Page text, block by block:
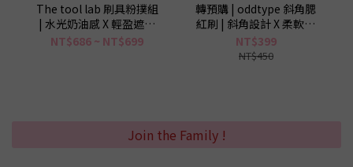
The tool lab 刷具粉撲組
| 水光奶油感 X 輕盈遮瑕
X 乾性肌膚適用
NT$686 ~ NT$699
轉預購 | oddtype 斜角腮
紅刷 | 斜角設計 X 柔軟刷
毛
NT$399
NT$450
Join the Family !